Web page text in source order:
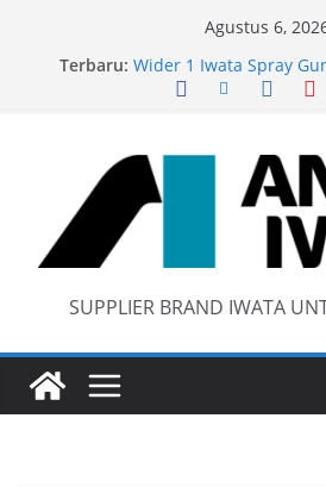
Agustus 6,
Terbaru:
Iwata W 71 New Model
Wider 1 Iwata Spray
Anest Iwata W71 C
SUPPLIER BRAND IWATA